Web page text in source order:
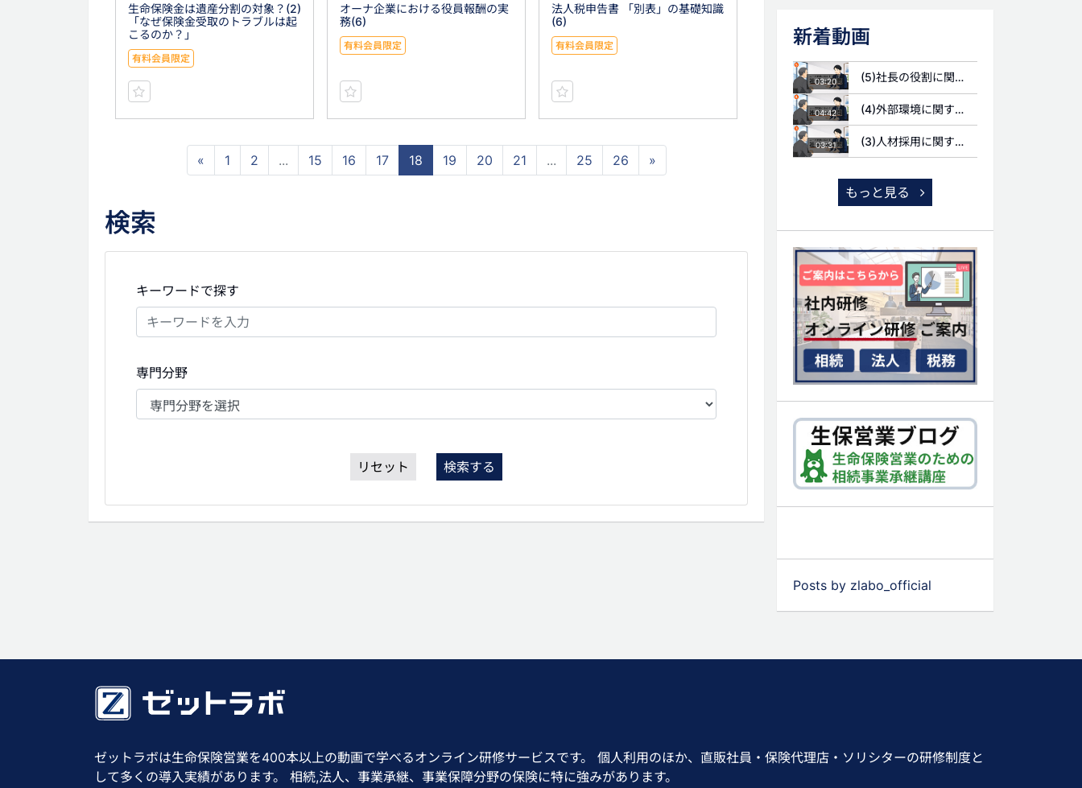
生命保険金は遺産分割の対象？(2)
「なぜ保険金受取のトラブルは起
こるのか？」
有料会員限定
オーナ企業における役員報酬の実
務(6)
有料会員限定
法人税申告書 「別表」の基礎知識
(6)
有料会員限定
« 1 2 ... 15 16 17 18 19 20 21 ... 25 26 »
検索
キーワードで探す
専門分野
リセット 検索する
新着動画
03:20 (5)社長の役割に関する質問
04:42 (4)外部環境に関する質問
03:31 (3)人材採用に関する質問
もっと見る
Posts by zlabo_official
ゼットラボは生命保険営業を400本以上の動画で学べるオンライン研修サービスです。 個人利用のほか、直販社員・保険代理店・ソリシターの研修制度と
して多くの導入実績があります。 相続,法人、事業承継、事業保障分野の保険に特に強みがあります。